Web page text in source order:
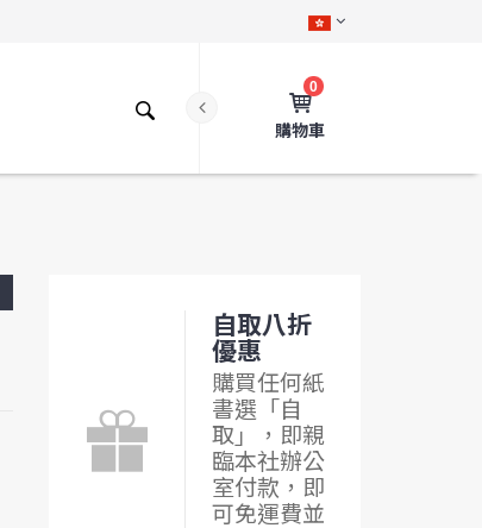
0
購物車
自取八折
優惠
購買任何紙
書選「自
取」，即親
臨本社辦公
室付款，即
可免運費並